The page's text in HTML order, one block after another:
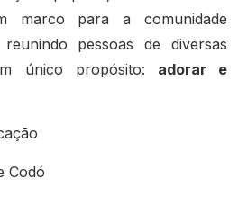
marco para a comunidade
pessoas de diversas
único propósito: adorar e
Codó